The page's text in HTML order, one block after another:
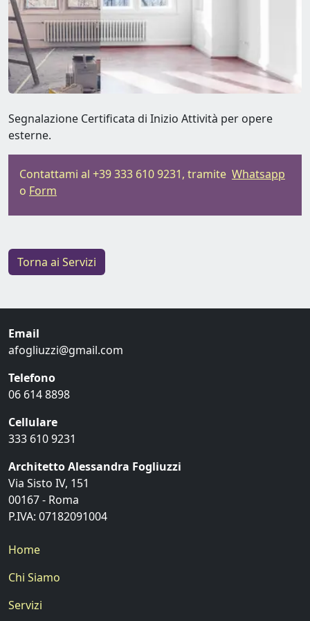
Segnalazione Certificata di Inizio Attività per opere
esterne.
Contattami al +39 333 610 9231, tramite Whatsapp
o Form
Torna ai Servizi
Email
afogliuzzi@gmail.com
Telefono
06 614 8898
Cellulare
333 610 9231
Architetto Alessandra Fogliuzzi
Via Sisto IV, 151
00167 - Roma
P.IVA: 07182091004
Home
Chi Siamo
Servizi